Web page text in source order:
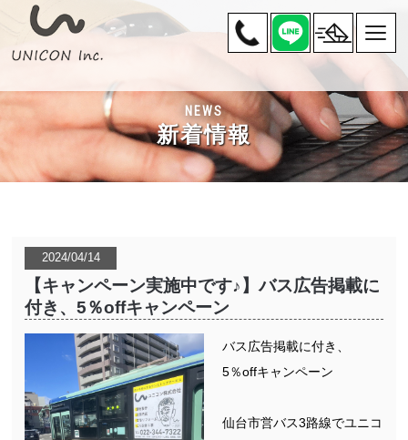
NEWS
新着情報
2024/04/14
【キャンペーン実施中です♪】バス広告掲載に
付き、5％offキャンペーン
バス広告掲載に付き、
5％offキャンペーン
仙台市営バス3路線でユニコ